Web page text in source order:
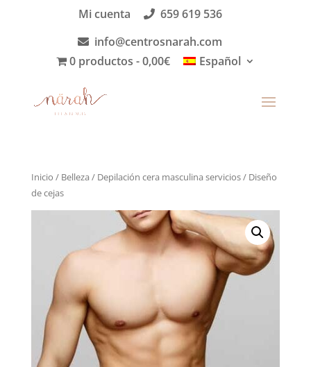
Mi cuenta
659 619 536
info@centrosnarah.com
0 productos
0,00€ Español
Inicio / Belleza / Depilación cera masculina servicios/ Diseño
de cejas